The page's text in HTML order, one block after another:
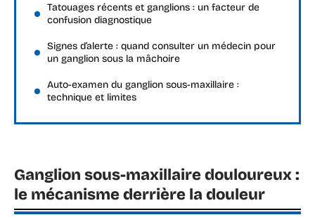
Tatouages récents et ganglions : un facteur de
confusion diagnostique
Signes d’alerte : quand consulter un médecin pour
un ganglion sous la mâchoire
Auto-examen du ganglion sous-maxillaire :
technique et limites
Ganglion sous-maxillaire douloureux :
le mécanisme derrière la douleur